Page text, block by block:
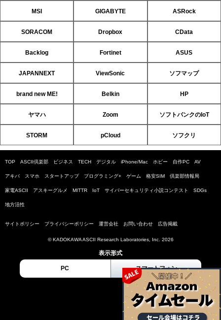
MSI GIGABYTE ASRock
SORACOM Dropbox CData
Backlog Fortinet ASUS
JAPANNEXT ViewSonic ソフマップ
brand new ME! Belkin HP
ヤマハ Zoom ソフトバンクのIoT
STORM pCloud ソフクリ
TOP ASCII倶楽部 ビジネス TECH デジタル iPhone/Mac ホビー 自作PC AV
アキバ スマホ スタートアップ プログラミング+ ゲーム 格安SIM 倶楽部情報局
家電ASCII アスキーグルメ MITTR IoT サイバーセキュリティ小説コンテスト SDGs
地方活性
サイトポリシー プライバシーポリシー 運営会社 お問い合わせ 広告掲載
© KADOKAWA ASCII Research Laboratories, Inc. 2026
表示形式
PC スマートフォン